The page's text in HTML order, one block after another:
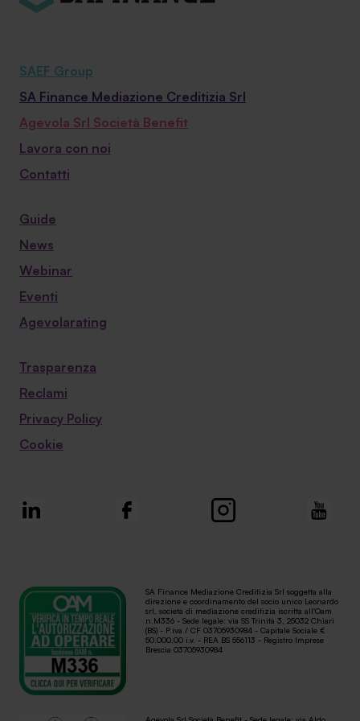
SAEF Group
SA Finance Mediazione Creditizia Srl
Agevola Srl Società Benefit
Lavora con noi
Contatti
Guide
News
Webinar
Eventi
Agevolarating
Trasparenza
Reclami
Privacy Policy
Cookie
SA Finance Mediazione Creditizia Srl soggetta alla
direzione e coordinamento del socio unico Leonardo
srl, società di mediazione creditizia iscritta all'Oam
n.M336 - Sede legale: via SS Trinità 3, 25032 Chiari
(BS) - P.iva / CF 03705930984 - Capitale Sociale €
50.000,00 i.v. - REA BS 556113 - Registro Imprese
Brescia 03705930984